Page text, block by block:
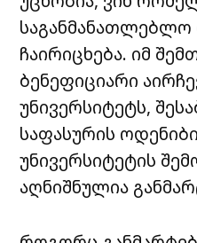
საგანმანათლებლო
ჩაირიცხება. იმ
ბენეფიციარი
უნივერსიტეტს,
საფასურის
უნივერსიტეტის
აღნიშნულია